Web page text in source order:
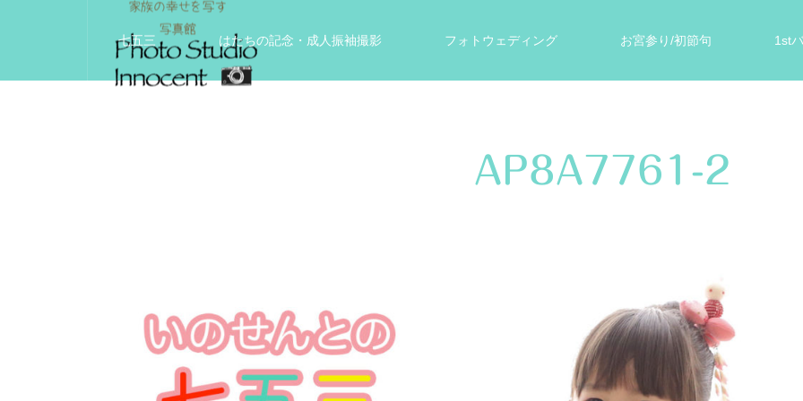
七五三 はたちの記念・成人振袖撮影 フォトウェディング お宮参り/初節句 1st
AP8A7761-2